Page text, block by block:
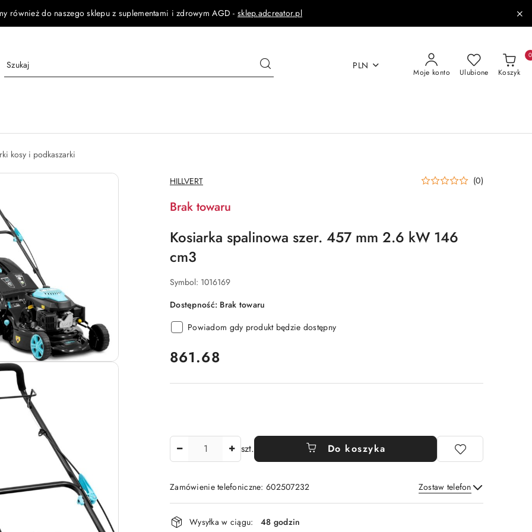
również do naszego sklepu z suplementami i zdrowym AGD - sklep.adcreator.pl
PLN
Moje konto Ulubione Koszyk
0
kosy i podkaszarki
NAZWA
PRODUCENTA:
HILLVERT (0)
Brak towaru
Kosiarka spalinowa szer. 457 mm 2.6 kW 146
cm3
Symbol: 1016169
Dostępność: Brak towaru
Powiadom gdy produkt będzie dostępny
cena:
861.68
szt. Do koszyka
Zamówienie telefoniczne: 602507232 Zostaw telefon
Wyślij
Dostępność
Wysyłka w ciągu:
48 godzin